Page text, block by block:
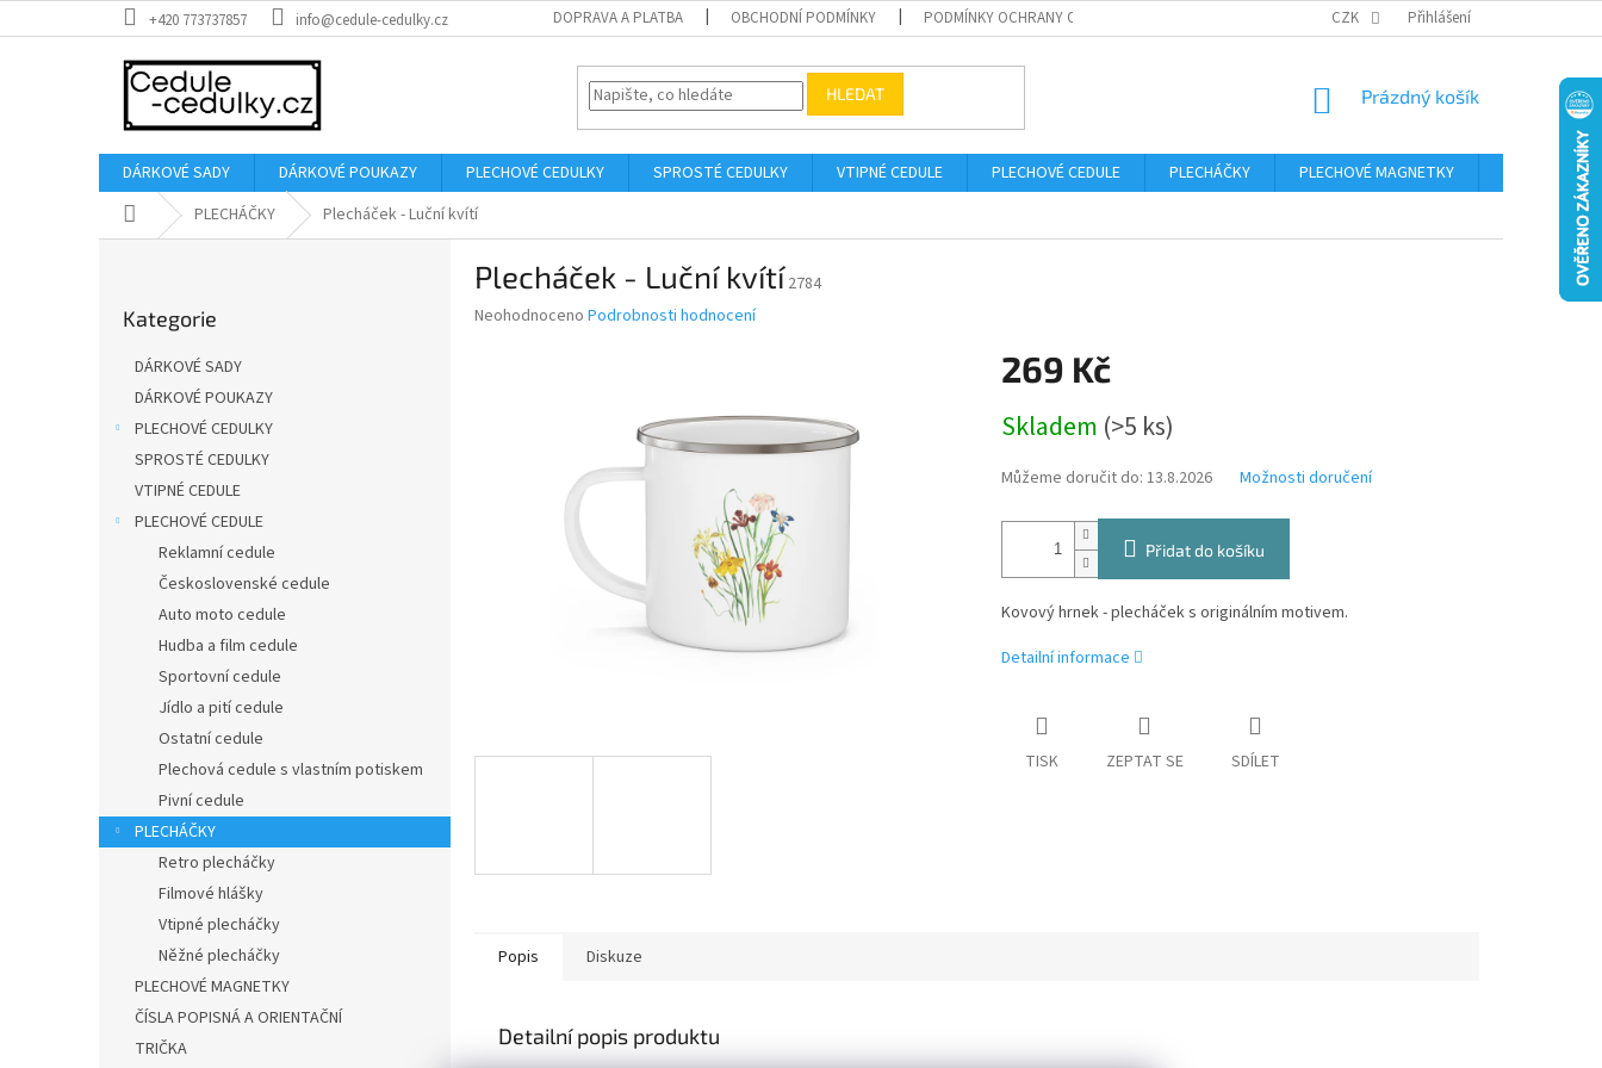
na
+420 773737857 info@cedule-cedulky.cz DOPRAVA A PLATBA OBCHODNÍ PODMÍNKY PODMÍNKY OCHRANY OSOBNÍCH ÚDAJŮ CZK Přihlášení
HLEDAT
NÁKUPNÍ
Prázdný košík
DÁRKOVÉ SADY DÁRKOVÉ POUKAZY PLECHOVÉ CEDULKY SPROSTÉ CEDULKY VTIPNÉ CEDULE PLECHOVÉ CEDULE PLECHÁČKY PLECHOVÉ MAGNETKY
ČÍSLA
Domů PLECHÁČKY Plecháček - Luční kvítí
kategorie
Kategorie
DÁRKOVÉ SADY
DÁRKOVÉ POUKAZY
PLECHOVÉ CEDULKY
SPROSTÉ CEDULKY
VTIPNÉ CEDULE
PLECHOVÉ CEDULE
Reklamní cedule
Československé cedule
Auto moto cedule
Hudba a film cedule
Sportovní cedule
Jídlo a pití cedule
Ostatní cedule
Plechová cedule s vlastním potiskem
Pivní cedule
PLECHÁČKY
Retro plecháčky
Filmové hlášky
Vtipné plecháčky
Něžné plecháčky
PLECHOVÉ MAGNETKY
ČÍSLA POPISNÁ A ORIENTAČNÍ
TRIČKA
Plecháček - Luční kvítí 2784
Průměrné
Neohodnoceno Podrobnosti hodnocení
269 Kč
cena:
Skladem (>5 ks)
Můžeme doručit do: 13.8.2026 Možnosti doručení
Přidat do košíku
Kovový hrnek - plecháček s originálním motivem.
Detailní informace
TISK ZEPTAT SE SDÍLET
Popis Diskuze
Detailní popis produktu